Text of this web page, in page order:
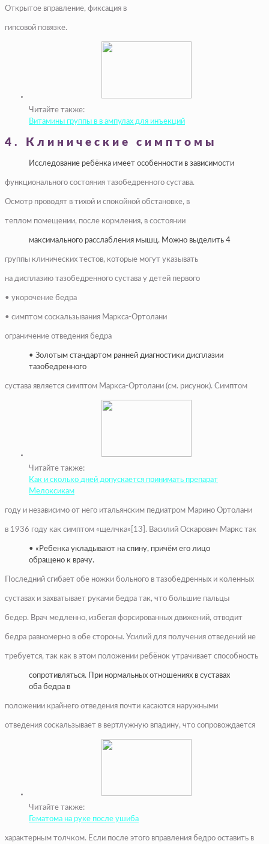
Открытое вправление, фиксация в
гипсовой повязке.
Читайте также:
Витамины группы в в ампулах для инъекций
4. Клинические симптомы
Исследование ребёнка имеет особенности в зависимости
функционального состояния тазобедренного сустава.
Осмотр проводят в тихой и спокойной обстановке, в
теплом помещении, после кормления, в состоянии
максимального расслабления мышц. Можно выделить 4
группы клинических тестов, которые могут указывать
на дисплазию тазобедренного сустава у детей первого
• укорочение бедра
• симптом соскальзывания Маркса-Ортолани
ограничение отведения бедра
• Золотым стандартом ранней диагностики дисплазии
тазобедренного
сустава является симптом Маркса-Ортолани (см. рисунок). Симптом
Читайте также:
Как и сколько дней допускается принимать препарат
Мелоксикам
году и независимо от него итальянским педиатром Марино Ортолани
в 1936 году как симптом «щелчка»[13]. Василий Оскарович Маркс так
• «Ребенка укладывают на спину, причём его лицо
обращено к врачу.
Последний сгибает обе ножки больного в тазобедренных и коленных
суставах и захватывает руками бедра так, что большие пальцы
бедер. Врач медленно, избегая форсированных движений, отводит
бедра равномерно в обе стороны. Усилий для получения отведений не
требуется, так как в этом положении ребёнок утрачивает способность
сопротивляться. При нормальных отношениях в суставах
оба бедра в
положении крайнего отведения почти касаются наружными
отведения соскальзывает в вертлужную впадину, что сопровождается
Читайте также:
Гематома на руке после ушиба
характерным толчком. Если после этого вправления бедро оставить в